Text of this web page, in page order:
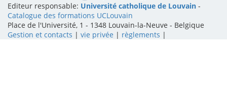
Editeur responsable: Université catholique de Louvain -
Catalogue des formations UCLouvain
Place de l'Université, 1 - 1348 Louvain-la-Neuve - Belgique
Gestion et contacts | vie privée | règlements |